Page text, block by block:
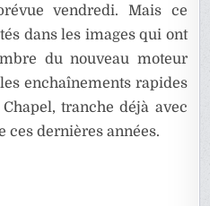
vendredi. Mais ce
dans les images qui ont
du nouveau moteur
enchaînements rapides
tranche déjà avec
ces dernières années.